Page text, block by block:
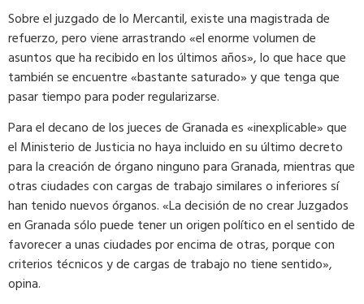
Sobre el juzgado de lo Mercantil, existe una magistrada de
refuerzo, pero viene arrastrando «el enorme volumen de
asuntos que ha recibido en los últimos años», lo que hace que
también se encuentre «bastante saturado» y que tenga que
pasar tiempo para poder regularizarse.
Para el decano de los jueces de Granada es «inexplicable» que
el Ministerio de Justicia no haya incluido en su último decreto
para la creación de órgano ninguno para Granada, mientras que
otras ciudades con cargas de trabajo similares o inferiores sí
han tenido nuevos órganos. «La decisión de no crear Juzgados
en Granada sólo puede tener un origen político en el sentido de
favorecer a unas ciudades por encima de otras, porque con
criterios técnicos y de cargas de trabajo no tiene sentido»,
opina.